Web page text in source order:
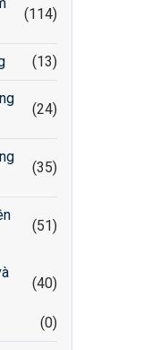
(114)
(13)
(24)
(35)
(51)
(40)
(0)